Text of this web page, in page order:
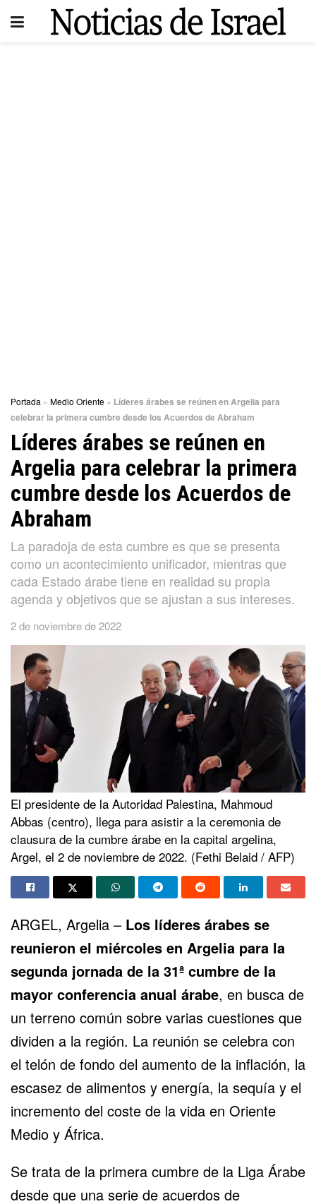
Portada » Medio Oriente » Líderes árabes se reúnen en Argelia para
celebrar la primera cumbre desde los Acuerdos de Abraham
Líderes árabes se reúnen en
Argelia para celebrar la primera
cumbre desde los Acuerdos de
Abraham
La paradoja de esta cumbre es que se presenta
como un acontecimiento unificador, mientras que
cada Estado árabe tiene en realidad su propia
agenda y objetivos que se ajustan a sus intereses.
2 de noviembre de 2022
El presidente de la Autoridad Palestina, Mahmoud
Abbas (centro), llega para asistir a la ceremonia de
clausura de la cumbre árabe en la capital argelina,
Argel, el 2 de noviembre de 2022. (Fethi Belaid / AFP)
ARGEL, Argelia – Los líderes árabes se
reunieron el miércoles en Argelia para la
segunda jornada de la 31ª cumbre de la
mayor conferencia anual árabe, en busca de
un terreno común sobre varias cuestiones que
dividen a la región. La reunión se celebra con
el telón de fondo del aumento de la inflación, la
escasez de alimentos y energía, la sequía y el
incremento del coste de la vida en Oriente
Medio y África.
Se trata de la primera cumbre de la Liga Árabe
desde que una serie de acuerdos de